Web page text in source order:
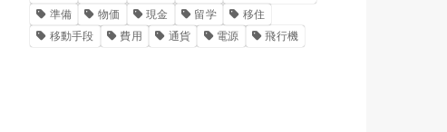
準備
物価 現金 留学
移住
移動手段
費用 通貨 電源 飛行機